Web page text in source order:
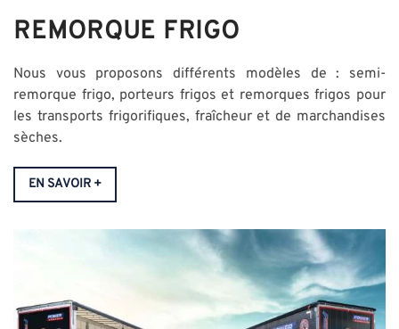
REMORQUE FRIGO
Nous vous proposons différents modèles de : semi-
remorque frigo, porteurs frigos et remorques frigos pour
les transports frigorifiques, fraîcheur et de marchandises
sèches.
EN SAVOIR +